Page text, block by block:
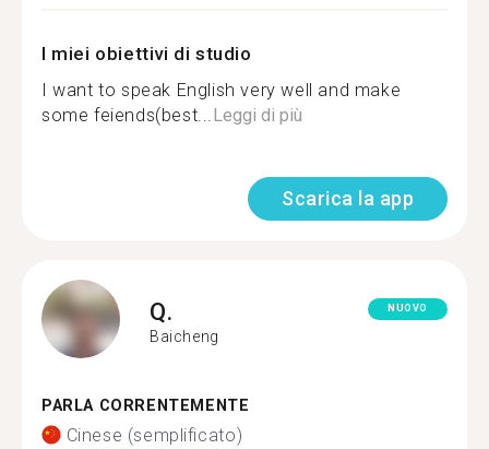
I miei obiettivi di studio
I want to speak English very well and make
some feiends(best...Leggi di più
Scarica la app
Q.
Baicheng
NUOVO
PARLA CORRENTEMENTE
Cinese (semplificato)